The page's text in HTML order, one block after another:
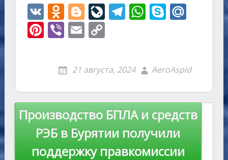
V
K
O
d
n
o
kl
as
s
ni
ki
Bl
o
g
er
Li
v
eJ
u
r
n
al
T
a
m
W
A
p
p
S
e
M
u
Pi
er
st
Vi
er
E
ai
l
C
p
y
Li
n
k
21 августа, 2024 AeroAspid
Навигация
Производство БПЛА и средств
РЭБ в Бурятии получили
поддержку правкомиссии